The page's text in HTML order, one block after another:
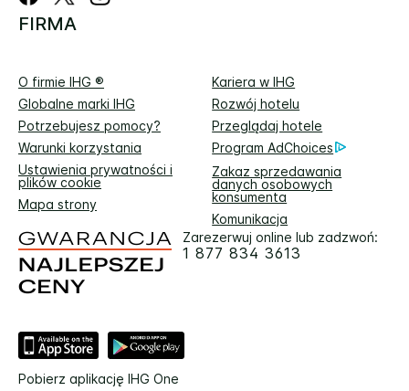
FIRMA
O firmie IHG ®
Kariera w IHG
Globalne marki IHG
Rozwój hotelu
Potrzebujesz pomocy?
Przeglądaj hotele
Warunki korzystania
Program AdChoices
Ustawienia prywatności i
plików cookie
Zakaz sprzedawania
danych osobowych
konsumenta
Mapa strony
Komunikacja
Zarezerwuj online lub zadzwoń:
1 877 834 3613
Pobierz aplikację IHG One